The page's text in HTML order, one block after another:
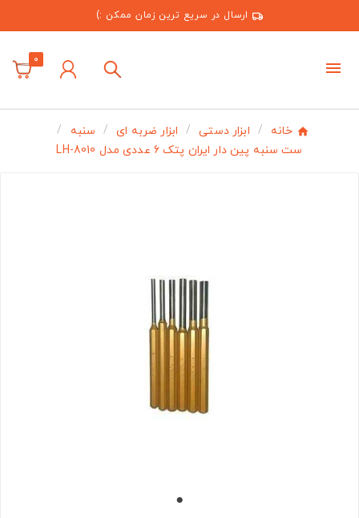
ارسال در سریع ترین زمان ممکن :)
0
خانه ابزار دستی ابزار ضربه ای
سنبه
ست سنبه پین دار ایران پتک 6 عددی مدل LH-8010